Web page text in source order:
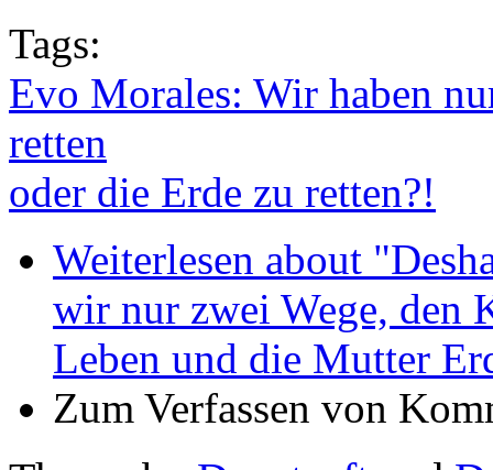
Tags:
Evo Morales: Wir haben
retten
oder die Erde zu retten?!
Weiterlesen about
wir nur zwei Wege, den
Leben und die Mutter
Zum Verfassen von